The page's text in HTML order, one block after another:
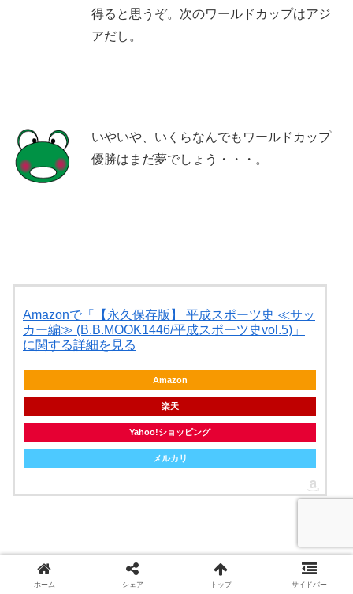
得ると思うぞ。次のワールドカップはアジ
アだし。
いやいや、いくらなんでもワールドカップ
優勝はまだ夢でしょう・・・。
Amazonで「【永久保存版】 平成スポーツ史 ≪サッ
カー編≫ (B.B.MOOK1446/平成スポーツ史vol.5)」
に関する詳細を見る
Amazon
楽天
Yahoo!ショッピング
メルカリ
ホーム シェア トップ サイドバー